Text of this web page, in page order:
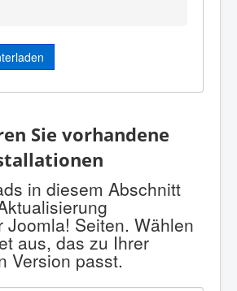
Sie vorhandene
in diesem Abschnitt
Joomla! Seiten. Wählen
aus, das zu Ihrer
Version passt.